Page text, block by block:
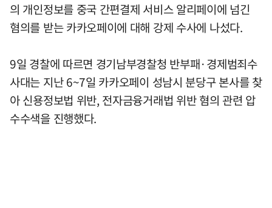
의 개인정보를 중국 간편결제 서비스 알리페이에 넘긴
혐의를 받는 카카오페이에 대해 강제 수사에 나섰다.
9일 경찰에 따르면 경기남부경찰청 반부패·경제범죄수
사대는 지난 6~7일 카카오페이 성남시 분당구 본사를 찾
아 신용정보법 위반, 전자금융거래법 위반 혐의 관련 압
수수색을 진행했다.